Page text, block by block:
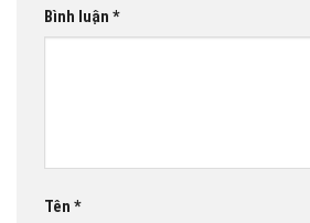
Bình luận *
Tên *